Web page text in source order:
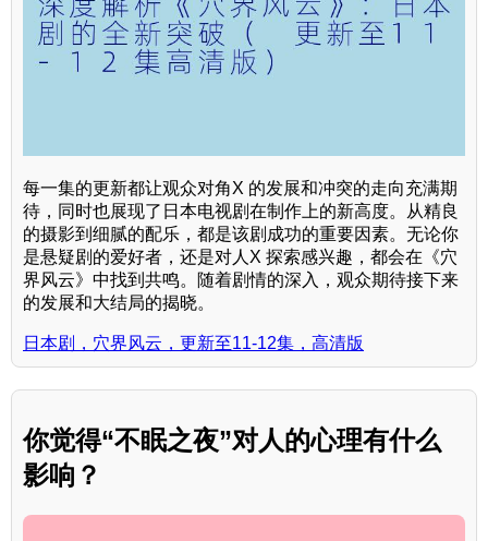
每一集的更新都让观众对角X 的发展和冲突的走向充满期
待，同时也展现了日本电视剧在制作上的新高度。从精良
的摄影到细腻的配乐，都是该剧成功的重要因素。无论你
是悬疑剧的爱好者，还是对人X 探索感兴趣，都会在《穴
界风云》中找到共鸣。随着剧情的深入，观众期待接下来
的发展和大结局的揭晓。
日本剧，穴界风云，更新至11-12集，高清版
你觉得“不眠之夜”对人的心理有什么
影响？